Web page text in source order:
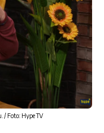
/ Foto: Hype TV